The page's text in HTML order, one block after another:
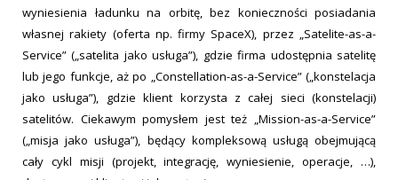
wyniesienia ładunku na orbitę, bez konieczności posiadania
własnej rakiety (oferta np. firmy SpaceX), przez „Satelite-as-a-
Service” („satelita jako usługa”), gdzie firma udostępnia satelitę
lub jego funkcje, aż po „Constellation-as-a-Service” („konstelacja
jako usługa”), gdzie klient korzysta z całej sieci (konstelacji)
satelitów. Ciekawym pomysłem jest też „Mission-as-a-Service”
(„misja jako usługa”), będący kompleksową usługą obejmującą
cały cykl misji (projekt, integrację, wyniesienie, operacje, …),